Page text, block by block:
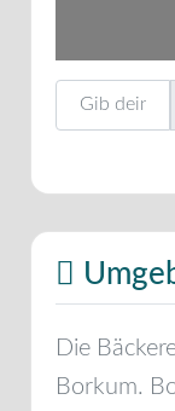
Gib deinen
Die
Borkum.